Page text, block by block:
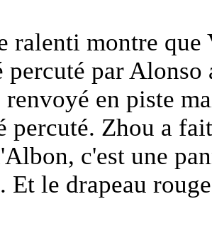
ralenti montre
percuté par
en piste
percuté. Zhou a
c'est une
Et le drapeau